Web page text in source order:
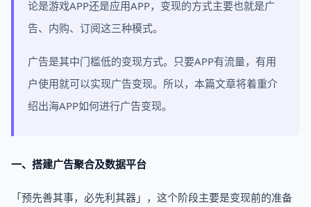
论是游戏APP还是应用APP，变现的方式主要也就是广
告、内购、订阅这三种模式。
广告是其中门槛低的变现方式。只要APP有流量，有用
户使用就可以实现广告变现。所以，本篇文章将着重介
绍出海APP如何进行广告变现。
一、搭建广告聚合及数据平台
「预先善其事，必先利其器」，这个阶段主要是变现前的准备